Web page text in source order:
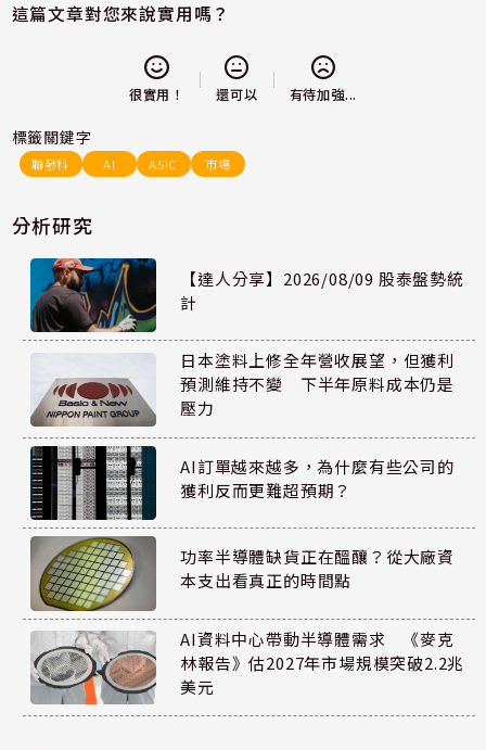
這篇文章對您來說實用嗎？
很實用！ 還可以 有待加強...
標籤關鍵字
聯發科 AI ASIC 市場
分析研究
【達人分享】2026/08/09 股泰盤勢統
計
日本塗料上修全年營收展望，但獲利
預測維持不變 下半年原料成本仍是
壓力
AI訂單越來越多，為什麼有些公司的
獲利反而更難超預期？
功率半導體缺貨正在醞釀？從大廠資
本支出看真正的時間點
AI資料中心帶動半導體需求 《麥克
林報告》估2027年市場規模突破2.2兆
美元